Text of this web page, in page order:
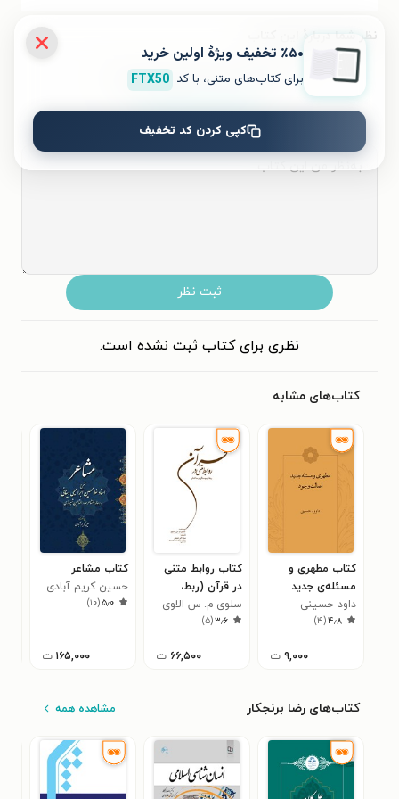
نظر شما دربارهٔ این کتاب
به این کتاب چه امتیازی می‌دهید؟
۱ ۲ ۳ ۴ ۵
ثبت نظر
نظری برای کتاب ثبت نشده است.
کتاب‌های مشابه
کتاب مطهری و
مسئله‌ی جدید
اصالت وجود
داود حسینی
۴٫۸(۴)
۹,۰۰۰ ت
کتاب روابط متنی
در قرآن (ربط،
پیوستگی و ساختار)
سلوی م. س الاوی
۳٫۶(۵)
۶۶,۵۰۰ ت
کتاب مشاعر
حسین کریم آبادی
۵٫۰(۱۰)
۱۶۵,۰۰۰ ت
کتاب‌های رضا برنجکار مشاهده همه
٪۵۰ تخفیف ویژۀ اولین خرید
برای کتاب‌های متنی، با کد FTX50
کپی کردن کد تخفیف